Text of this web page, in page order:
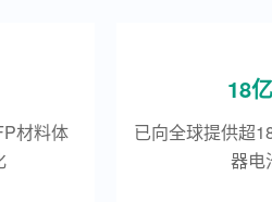
材料体
18
已向全球提供超
器电